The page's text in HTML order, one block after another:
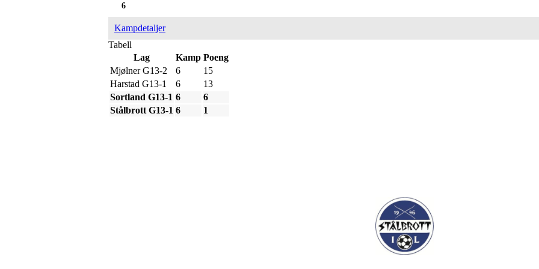
6
Kampdetaljer
Tabell
Lag
Kamp Poeng
Mjølner G13-2
6
15
Harstad G13-1
6
13
Sortland G13-1 6
6
Stålbrott G13-1 6 1